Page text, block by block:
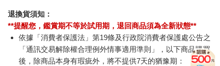
退換貨須知：
**提醒您，鑑賞期不等於試用期，退回商品須為全新狀態**
依據「消費者保護法」第19條及行政院消費者保護處公告之
「通訊交易解除權合理例外情事適用準則」，以下商品購買
後，除商品本身有瑕疵外，將不提供7天的猶豫期：